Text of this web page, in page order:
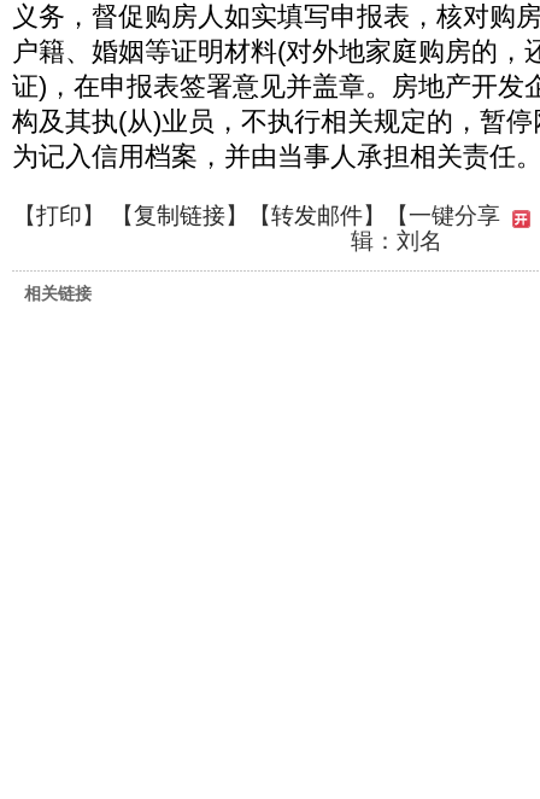
义务，督促购房人如实填写申报表，核对购
户籍、婚姻等证明材料(对外地家庭购房的，
证)，在申报表签署意见并盖章。房地产开发
构及其执(从)业员，不执行相关规定的，暂
为记入信用档案，并由当事人承担相关责任
【打印】 【复制链接】【转发邮件】
【一键分享
辑：刘名
相关链接